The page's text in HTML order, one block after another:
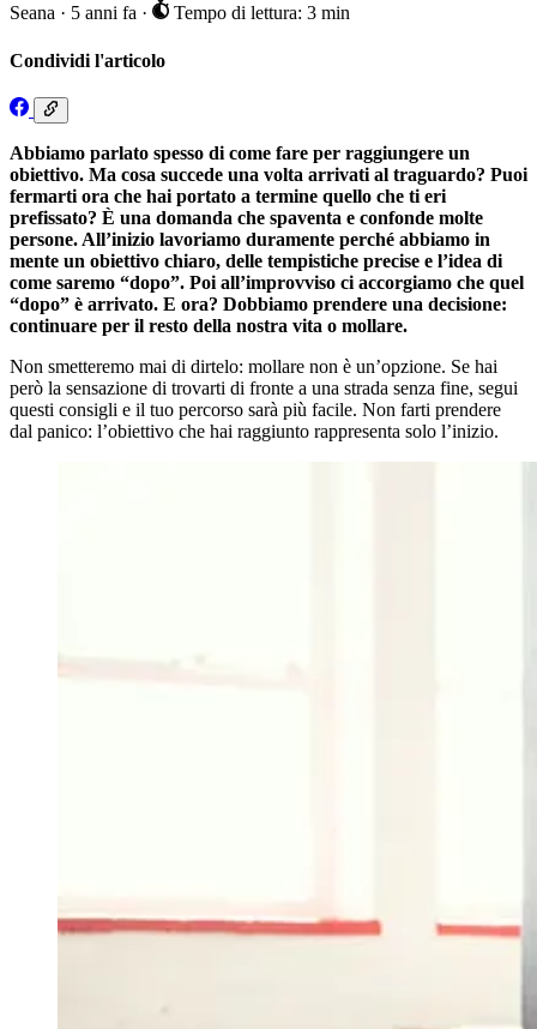
Seana · 5 anni fa · Tempo di lettura: 3 min
Condividi l'articolo
Abbiamo parlato spesso di come fare per raggiungere un
obiettivo. Ma cosa succede una volta arrivati al traguardo? Puoi
fermarti ora che hai portato a termine quello che ti eri
prefissato? È una domanda che spaventa e confonde molte
persone. All’inizio lavoriamo duramente perché abbiamo in
mente un obiettivo chiaro, delle tempistiche precise e l’idea di
come saremo “dopo”. Poi all’improvviso ci accorgiamo che quel
“dopo” è arrivato. E ora? Dobbiamo prendere una decisione:
continuare per il resto della nostra vita o mollare.
Non smetteremo mai di dirtelo: mollare non è un’opzione. Se hai
però la sensazione di trovarti di fronte a una strada senza fine, segui
questi consigli e il tuo percorso sarà più facile. Non farti prendere
dal panico: l’obiettivo che hai raggiunto rappresenta solo l’inizio.